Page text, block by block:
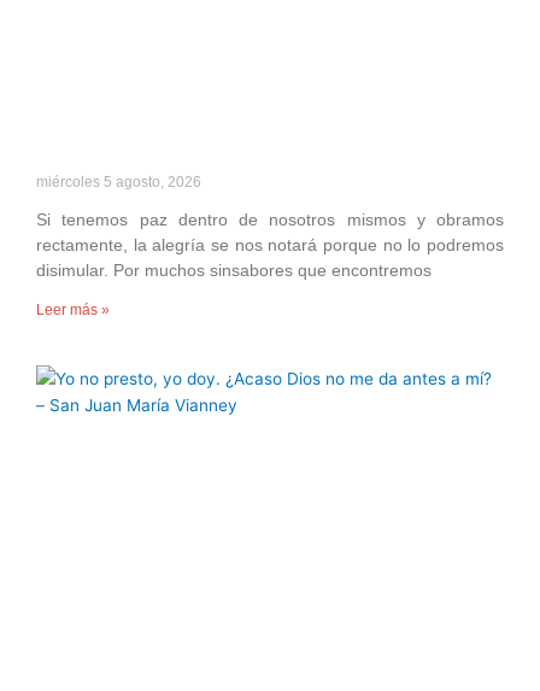
miércoles 5 agosto, 2026
Si tenemos paz dentro de nosotros mismos y obramos
rectamente, la alegría se nos notará porque no lo podremos
disimular. Por muchos sinsabores que encontremos
Leer más »